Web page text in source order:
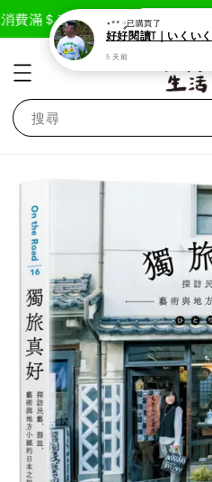
費滿＄1800免運費 現在去購物！
搜尋
⋆** ༘已購買了
5 天前